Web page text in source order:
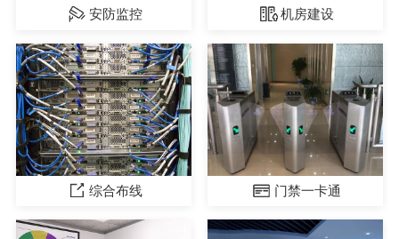
安防监控 机房建设
综合布线 门禁一卡通